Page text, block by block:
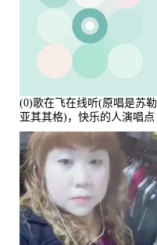
(0)歌在飞在线听(原唱是苏勒
亚其其格)，快乐的人演唱点
播:36次